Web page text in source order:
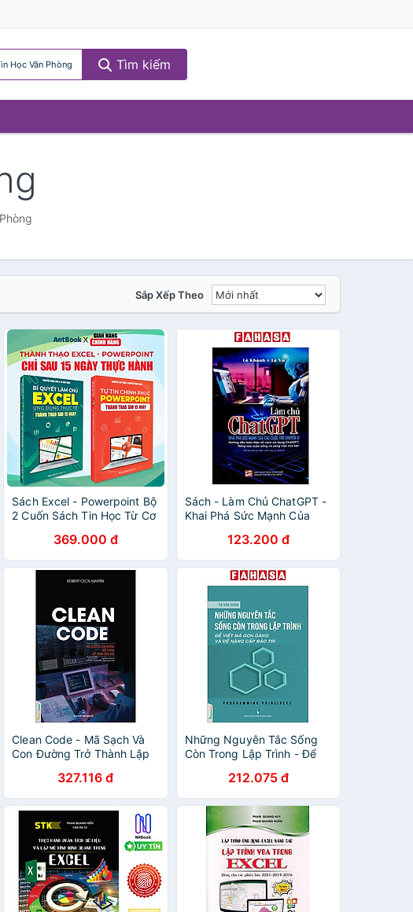
Học Văn Phòng Tìm kiếm
Sắp Xếp Theo
Sách Excel - Powerpoint Bộ
2 Cuốn Sách Tin Học Từ Cơ
Video Hướng Dẫn + Khoá
Học + FIle Thực Hành
369.000 đ
Sách - Làm Chủ ChatGPT -
Khai Phá Sức Mạnh Của
123.200 đ
Clean Code - Mã Sạch Và
Con Đường Trở Thành Lập
327.116 đ
Những Nguyên Tắc Sống
Còn Trong Lập Trình - Để
Nâng Cấp Bảo Trì
212.075 đ